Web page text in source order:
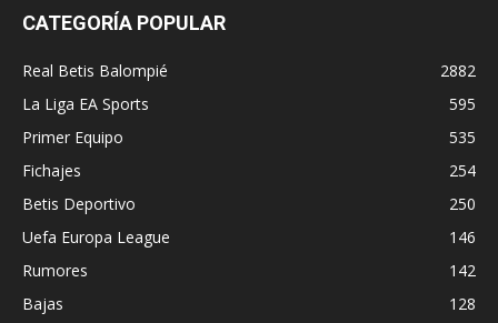
CATEGORÍA POPULAR
Real Betis Balompié
2882
La Liga EA Sports
595
Primer Equipo
535
Fichajes
254
Betis Deportivo
250
Uefa Europa League
146
Rumores
142
Bajas
128